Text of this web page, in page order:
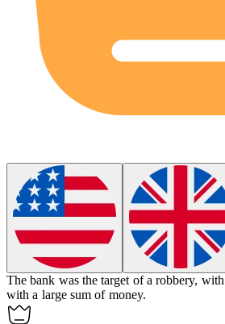
The bank was the target of arobbery, with
with a large sum of money.